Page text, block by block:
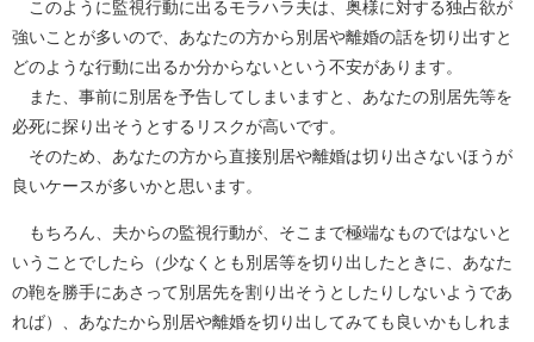
このように監視行動に出るモラハラ夫は、奥様に対する独占欲が
強いことが多いので、あなたの方から別居や離婚の話を切り出すと
どのような行動に出るか分からないという不安があります。
また、事前に別居を予告してしまいますと、あなたの別居先等を
必死に探り出そうとするリスクが高いです。
そのため、あなたの方から直接別居や離婚は切り出さないほうが
良いケースが多いかと思います。
もちろん、夫からの監視行動が、そこまで極端なものではないと
いうことでしたら（少なくとも別居等を切り出したときに、あなた
の鞄を勝手にあさって別居先を割り出そうとしたりしないようであ
れば）、あなたから別居や離婚を切り出してみても良いかもしれま